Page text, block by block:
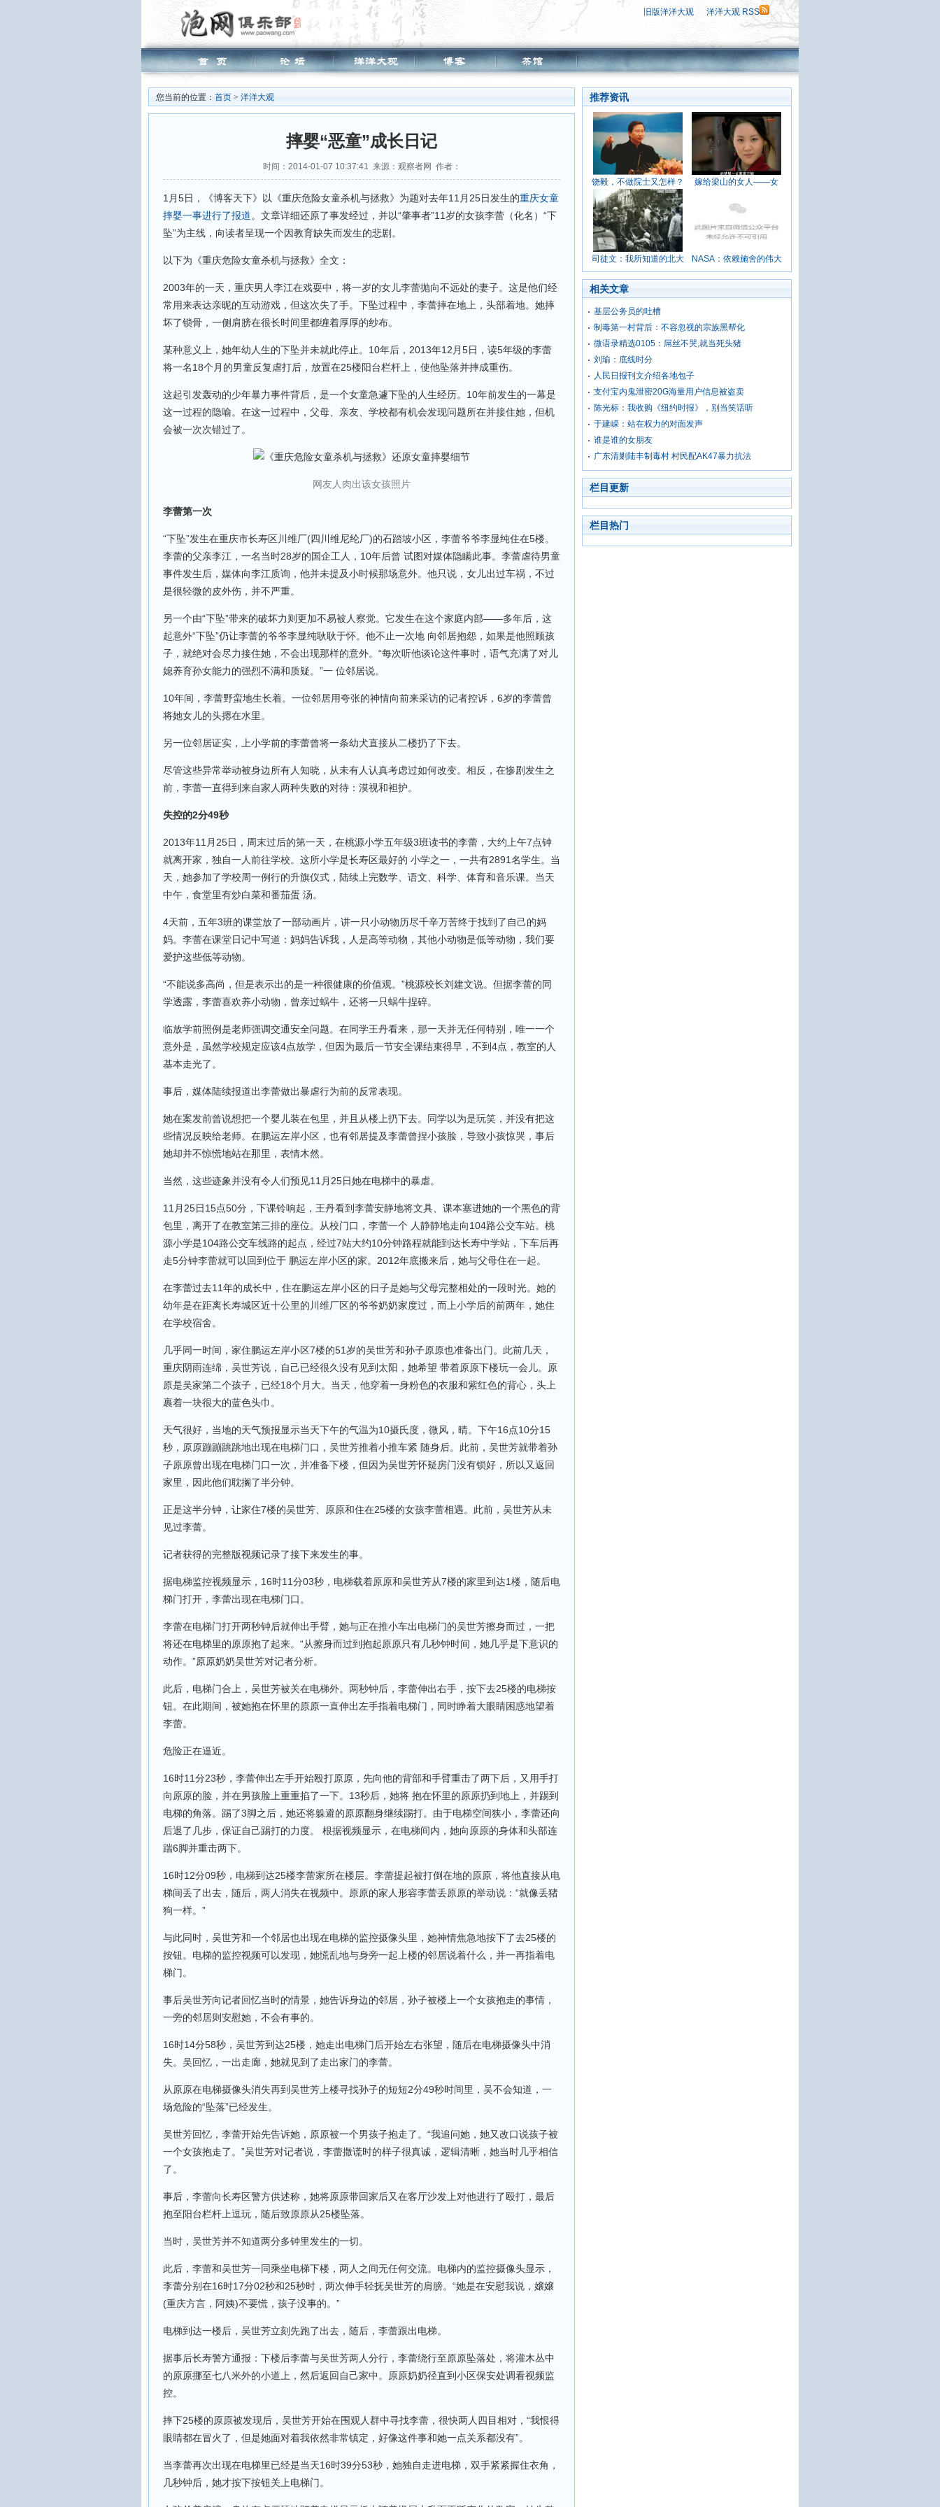
旧版洋洋大观 洋洋大观 RSS
您当前的位置： 首页 > 洋洋大观
摔婴“恶童”成长日记
时间：2014-01-07 10:37:41 来源：观察者网 作者：
1月5日，《博客天下》以《重庆危险女童杀机与拯救》为题对去年11月25日发生的重庆女童
摔婴一事进行了报道。文章详细还原了事发经过，并以“肇事者”11岁的女孩李蕾（化名）“下
坠”为主线，向读者呈现一个因教育缺失而发生的悲剧。
以下为《重庆危险女童杀机与拯救》全文：
2003年的一天，重庆男人李江在戏耍中，将一岁的女儿李蕾抛向不远处的妻子。这是他们经
常用来表达亲昵的互动游戏，但这次失了手。下坠过程中，李蕾摔在地上，头部着地。她摔
坏了锁骨，一侧肩膀在很长时间里都缠着厚厚的纱布。
某种意义上，她年幼人生的下坠并未就此停止。10年后，2013年12月5日，读5年级的李蕾
将一名18个月的男童反复虐打后，放置在25楼阳台栏杆上，使他坠落并摔成重伤。
这起引发轰动的少年暴力事件背后，是一个女童急遽下坠的人生经历。10年前发生的一幕是
这一过程的隐喻。在这一过程中，父母、亲友、学校都有机会发现问题所在并接住她，但机
会被一次次错过了。
网友人肉出该女孩照片
李蕾第一次
“下坠”发生在重庆市长寿区川维厂(四川维尼纶厂)的石踏坡小区，李蕾爷爷李显纯住在5楼。
李蕾的父亲李江，一名当时28岁的国企工人，10年后曾 试图对媒体隐瞒此事。李蕾虐待男童
事件发生后，媒体向李江质询，他并未提及小时候那场意外。他只说，女儿出过车祸，不过
是很轻微的皮外伤，并不严重。
另一个由“下坠”带来的破坏力则更加不易被人察觉。它发生在这个家庭内部——多年后，这
起意外“下坠”仍让李蕾的爷爷李显纯耿耿于怀。他不止一次地 向邻居抱怨，如果是他照顾孩
子，就绝对会尽力接住她，不会出现那样的意外。“每次听他谈论这件事时，语气充满了对儿
媳养育孙女能力的强烈不满和质疑。”一 位邻居说。
10年间，李蕾野蛮地生长着。一位邻居用夸张的神情向前来采访的记者控诉，6岁的李蕾曾
将她女儿的头摁在水里。
另一位邻居证实，上小学前的李蕾曾将一条幼犬直接从二楼扔了下去。
尽管这些异常举动被身边所有人知晓，从未有人认真考虑过如何改变。相反，在惨剧发生之
前，李蕾一直得到来自家人两种失败的对待：漠视和袒护。
失控的2分49秒
2013年11月25日，周末过后的第一天，在桃源小学五年级3班读书的李蕾，大约上午7点钟
就离开家，独自一人前往学校。这所小学是长寿区最好的 小学之一，一共有2891名学生。当
天，她参加了学校周一例行的升旗仪式，陆续上完数学、语文、科学、体育和音乐课。当天
中午，食堂里有炒白菜和番茄蛋 汤。
4天前，五年3班的课堂放了一部动画片，讲一只小动物历尽千辛万苦终于找到了自己的妈
妈。李蕾在课堂日记中写道：妈妈告诉我，人是高等动物，其他小动物是低等动物，我们要
爱护这些低等动物。
“不能说多高尚，但是表示出的是一种很健康的价值观。”桃源校长刘建文说。但据李蕾的同
学透露，李蕾喜欢养小动物，曾亲过蜗牛，还将一只蜗牛捏碎。
临放学前照例是老师强调交通安全问题。在同学王丹看来，那一天并无任何特别，唯一一个
意外是，虽然学校规定应该4点放学，但因为最后一节安全课结束得早，不到4点，教室的人
基本走光了。
事后，媒体陆续报道出李蕾做出暴虐行为前的反常表现。
她在案发前曾说想把一个婴儿装在包里，并且从楼上扔下去。同学以为是玩笑，并没有把这
些情况反映给老师。在鹏运左岸小区，也有邻居提及李蕾曾捏小孩脸，导致小孩惊哭，事后
她却并不惊慌地站在那里，表情木然。
当然，这些迹象并没有令人们预见11月25日她在电梯中的暴虐。
11月25日15点50分，下课铃响起，王丹看到李蕾安静地将文具、课本塞进她的一个黑色的背
包里，离开了在教室第三排的座位。从校门口，李蕾一个 人静静地走向104路公交车站。桃
源小学是104路公交车线路的起点，经过7站大约10分钟路程就能到达长寿中学站，下车后再
走5分钟李蕾就可以回到位于 鹏运左岸小区的家。2012年底搬来后，她与父母住在一起。
在李蕾过去11年的成长中，住在鹏运左岸小区的日子是她与父母完整相处的一段时光。她的
幼年是在距离长寿城区近十公里的川维厂区的爷爷奶奶家度过，而上小学后的前两年，她住
在学校宿舍。
几乎同一时间，家住鹏运左岸小区7楼的51岁的吴世芳和孙子原原也准备出门。此前几天，
重庆阴雨连绵，吴世芳说，自己已经很久没有见到太阳，她希望 带着原原下楼玩一会儿。原
原是吴家第二个孩子，已经18个月大。当天，他穿着一身粉色的衣服和紫红色的背心，头上
裹着一块很大的蓝色头巾。
天气很好，当地的天气预报显示当天下午的气温为10摄氏度，微风，晴。下午16点10分15
秒，原原蹦蹦跳跳地出现在电梯门口，吴世芳推着小推车紧 随身后。此前，吴世芳就带着孙
子原原曾出现在电梯门口一次，并准备下楼，但因为吴世芳怀疑房门没有锁好，所以又返回
家里，因此他们耽搁了半分钟。
正是这半分钟，让家住7楼的吴世芳、原原和住在25楼的女孩李蕾相遇。此前，吴世芳从未
见过李蕾。
记者获得的完整版视频记录了接下来发生的事。
据电梯监控视频显示，16时11分03秒，电梯载着原原和吴世芳从7楼的家里到达1楼，随后电
梯门打开，李蕾出现在电梯门口。
李蕾在电梯门打开两秒钟后就伸出手臂，她与正在推小车出电梯门的吴世芳擦身而过，一把
将还在电梯里的原原抱了起来。“从擦身而过到抱起原原只有几秒钟时间，她几乎是下意识的
动作。”原原奶奶吴世芳对记者分析。
此后，电梯门合上，吴世芳被关在电梯外。两秒钟后，李蕾伸出右手，按下去25楼的电梯按
钮。在此期间，被她抱在怀里的原原一直伸出左手指着电梯门，同时睁着大眼睛困惑地望着
李蕾。
危险正在逼近。
16时11分23秒，李蕾伸出左手开始殴打原原，先向他的背部和手臂重击了两下后，又用手打
向原原的脸，并在男孩脸上重重掐了一下。13秒后，她将 抱在怀里的原原扔到地上，并踢到
电梯的角落。踢了3脚之后，她还将躲避的原原翻身继续踢打。由于电梯空间狭小，李蕾还向
后退了几步，保证自己踢打的力度。 根据视频显示，在电梯间内，她向原原的身体和头部连
踹6脚并重击两下。
16时12分09秒，电梯到达25楼李蕾家所在楼层。李蕾提起被打倒在地的原原，将他直接从电
梯间丢了出去，随后，两人消失在视频中。原原的家人形容李蕾丢原原的举动说：“就像丢猪
狗一样。”
与此同时，吴世芳和一个邻居也出现在电梯的监控摄像头里，她神情焦急地按下了去25楼的
按钮。电梯的监控视频可以发现，她慌乱地与身旁一起上楼的邻居说着什么，并一再指着电
梯门。
事后吴世芳向记者回忆当时的情景，她告诉身边的邻居，孙子被楼上一个女孩抱走的事情，
一旁的邻居则安慰她，不会有事的。
16时14分58秒，吴世芳到达25楼，她走出电梯门后开始左右张望，随后在电梯摄像头中消
失。吴回忆，一出走廊，她就见到了走出家门的李蕾。
从原原在电梯摄像头消失再到吴世芳上楼寻找孙子的短短2分49秒时间里，吴不会知道，一
场危险的“坠落”已经发生。
吴世芳回忆，李蕾开始先告诉她，原原被一个男孩子抱走了。“我追问她，她又改口说孩子被
一个女孩抱走了。”吴世芳对记者说，李蕾撒谎时的样子很真诚，逻辑清晰，她当时几乎相信
了。
事后，李蕾向长寿区警方供述称，她将原原带回家后又在客厅沙发上对他进行了殴打，最后
抱至阳台栏杆上逗玩，随后致原原从25楼坠落。
当时，吴世芳并不知道两分多钟里发生的一切。
此后，李蕾和吴世芳一同乘坐电梯下楼，两人之间无任何交流。电梯内的监控摄像头显示，
李蕾分别在16时17分02秒和25秒时，两次伸手轻抚吴世芳的肩膀。“她是在安慰我说，嬢嬢
(重庆方言，阿姨)不要慌，孩子没事的。”
电梯到达一楼后，吴世芳立刻先跑了出去，随后，李蕾跟出电梯。
据事后长寿警方通报：下楼后李蕾与吴世芳两人分行，李蕾绕行至原原坠落处，将灌木丛中
的原原挪至七八米外的小道上，然后返回自己家中。原原奶奶径直到小区保安处调看视频监
控。
摔下25楼的原原被发现后，吴世芳开始在围观人群中寻找李蕾，很快两人四目相对，“我恨得
眼睛都在冒火了，但是她面对着我依然非常镇定，好像这件事和她一点关系都没有”。
当李蕾再次出现在电梯里已经是当天16时39分53秒，她独自走进电梯，双手紧紧握住衣角，
几秒钟后，她才按下按钮关上电梯门。
推荐资讯
饶毅，不做院士又怎样？ 嫁给梁山的女人——女
司徒文：我所知道的北大 NASA：依赖施舍的伟大
相关文章
基层公务员的吐槽
制毒第一村背后：不容忽视的宗族黑帮化
微语录精选0105：屌丝不哭,就当死头猪
刘瑜：底线时分
人民日报刊文介绍各地包子
支付宝内鬼泄密20G海量用户信息被盗卖
陈光标：我收购《纽约时报》，别当笑话听
于建嵘：站在权力的对面发声
谁是谁的女朋友
广东清剿陆丰制毒村 村民配AK47暴力抗法
栏目更新
栏目热门